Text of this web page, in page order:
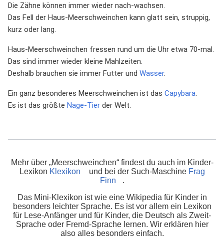
Die Zähne können immer wieder nach-wachsen.
Das Fell der Haus-Meerschweinchen kann glatt sein, struppig,
kurz oder lang.
Haus-Meerschweinchen fressen rund um die Uhr etwa 70-mal.
Das sind immer wieder kleine Mahlzeiten.
Deshalb brauchen sie immer Futter und Wasser.
Ein ganz besonderes Meerschweinchen ist das Capybara.
Es ist das größte Nage-Tier der Welt.
Mehr über „Meerschweinchen“ findest du auch im Kinder-
Lexikon Klexikon und bei der Such-Maschine Frag
Finn
.
Das Mini-Klexikon ist wie eine Wikipedia für Kinder in
besonders leichter Sprache. Es ist vor allem ein Lexikon
für Lese-Anfänger und für Kinder, die Deutsch als Zweit-
Sprache oder Fremd-Sprache lernen. Wir erklären hier
also alles besonders einfach.